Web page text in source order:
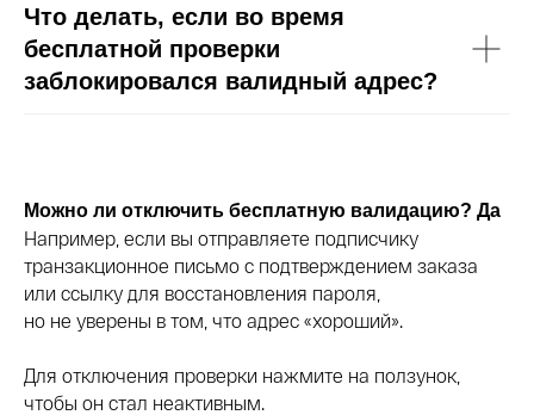
Что делать, если во время
бесплатной проверки
заблокировался валидный адрес?
Можно ли отключить бесплатную валидацию? Да
Например, если вы отправляете подписчику
транзакционное письмо с подтверждением заказа
или ссылку для восстановления пароля,
но не уверены в том, что адрес «хороший».
Для отключения проверки нажмите на ползунок,
чтобы он стал неактивным.